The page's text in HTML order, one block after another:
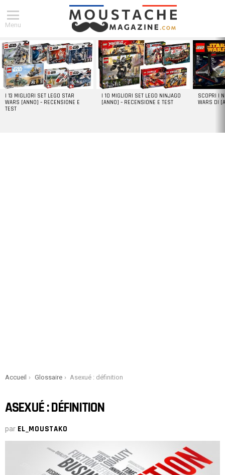
Menu
DERNIERS
ARTICLES
I 13 MIGLIORI SET LEGO STAR
WARS [ANNO] – RECENSIONE E
TEST
I 10 MIGLIORI SET LEGO NINJAGO
[ANNO] – RECENSIONE E TEST
SCOPRI I
WARS DI
You are here:
Accueil Glossaire Asexué : définition
ASEXUÉ : DÉFINITION
par EL_MOUSTAKO